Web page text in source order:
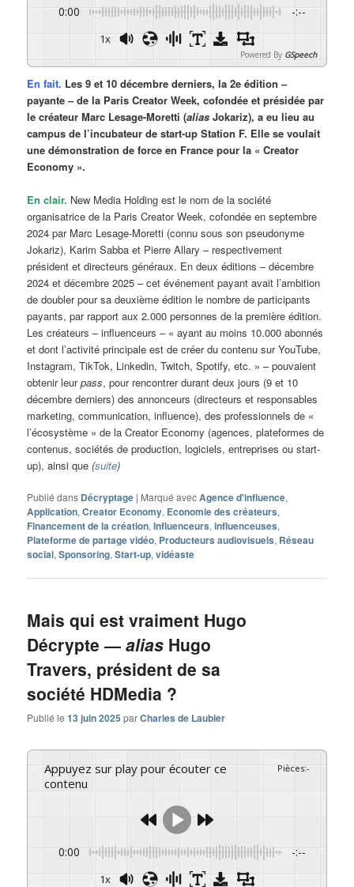
0:00 -:--
1x
Powered By GSpeech
En fait. Les 9 et 10 décembre derniers, la 2e édition –
payante – de la Paris Creator Week, cofondée et présidée par
le créateur Marc Lesage-Moretti (alias Jokariz), a eu lieu au
campus de l’incubateur de start-up Station F. Elle se voulait
une démonstration de force en France pour la « Creator
Economy ».
En clair. New Media Holding est le nom de la société
organisatrice de la Paris Creator Week, cofondée en septembre
2024 par Marc Lesage-Moretti (connu sous son pseudonyme
Jokariz), Karim Sabba et Pierre Allary – respectivement
président et directeurs généraux. En deux éditions – décembre
2024 et décembre 2025 – cet événement payant avait l’ambition
de doubler pour sa deuxième édition le nombre de participants
payants, par rapport aux 2.000 personnes de la première édition.
Les créateurs – influenceurs – « ayant au moins 10.000 abonnés
et dont l’activité principale est de créer du contenu sur YouTube,
Instagram, TikTok, Linkedin, Twitch, Spotify, etc. » – pouvaient
obtenir leurpass, pour rencontrer durant deux jours (9 et 10
décembre derniers) des annonceurs (directeurs et responsables
marketing, communication, influence), des professionnels de «
l’écosystème » de la Creator Economy (agences, plateformes de
contenus, sociétés de production, logiciels, entreprises ou start-
up), ainsi que(suite)
Publié dans Décryptage | Marqué avecAgence d'influence,
Application,Creator Economy, Economie des créateurs,
Financement de la création,Influenceurs,influenceuses,
Plateforme de partage vidéo, Producteurs audiovisuels, Réseau
social,Sponsoring,Start-up,vidéaste
Mais qui est vraiment Hugo
Décrypte —alias Hugo
Travers, président de sa
société HDMedia ?
Publié le13 juin 2025 parCharles de Laubier
Appuyez sur play pour écouter ce
contenu
Pièces:-
0:00 -:--
1x